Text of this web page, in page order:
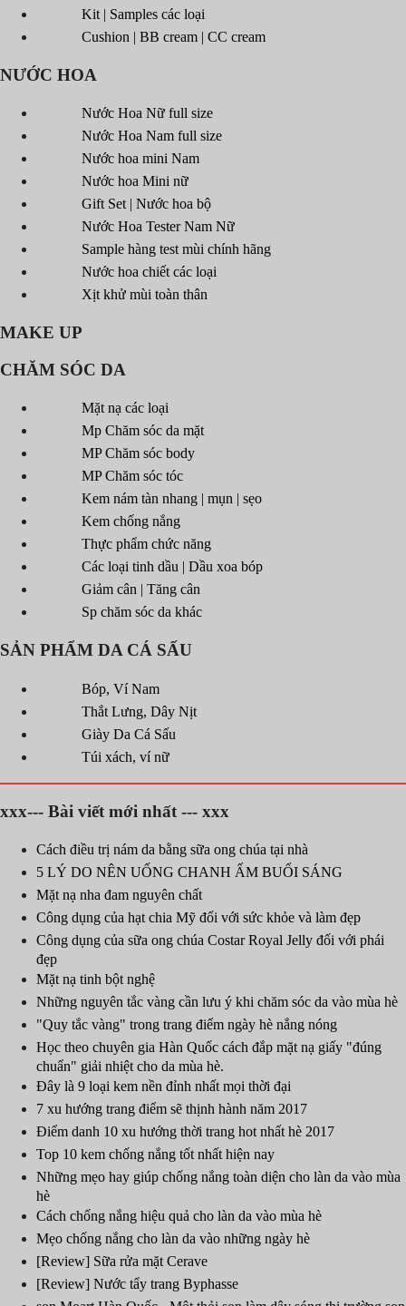
Kit | Samples các loại
Cushion | BB cream | CC cream
NƯỚC HOA
Nước Hoa Nữ full size
Nước Hoa Nam full size
Nước hoa mini Nam
Nước hoa Mini nữ
Gift Set | Nước hoa bộ
Nước Hoa Tester Nam Nữ
Sample hàng test mùi chính hãng
Nước hoa chiết các loại
Xịt khử mùi toàn thân
MAKE UP
CHĂM SÓC DA
Mặt nạ các loại
Mp Chăm sóc da mặt
MP Chăm sóc body
MP Chăm sóc tóc
Kem nám tàn nhang | mụn | sẹo
Kem chống nắng
Thực phẩm chức năng
Các loại tinh dầu | Dầu xoa bóp
Giảm cân | Tăng cân
Sp chăm sóc da khác
SẢN PHẨM DA CÁ SẤU
Bóp, Ví Nam
Thắt Lưng, Dây Nịt
Giày Da Cá Sấu
Túi xách, ví nữ
xxx--- Bài viết mới nhất --- xxx
Cách điều trị nám da bằng sữa ong chúa tại nhà
5 LÝ DO NÊN UỐNG CHANH ẤM BUỔI SÁNG
Mặt nạ nha đam nguyên chất
Công dụng của hạt chia Mỹ đối với sức khỏe và làm đẹp
Công dụng của sữa ong chúa Costar Royal Jelly đối với phái
đẹp
Mặt nạ tinh bột nghệ
Những nguyên tắc vàng cần lưu ý khi chăm sóc da vào mùa hè
"Quy tắc vàng" trong trang điểm ngày hè nắng nóng
Học theo chuyên gia Hàn Quốc cách đắp mặt nạ giấy "đúng
chuẩn" giải nhiệt cho da mùa hè.
Đây là 9 loại kem nền đỉnh nhất mọi thời đại
7 xu hướng trang điểm sẽ thịnh hành năm 2017
Điểm danh 10 xu hướng thời trang hot nhất hè 2017
Top 10 kem chống nắng tốt nhất hiện nay
Những mẹo hay giúp chống nắng toàn diện cho làn da vào mùa
hè
Cách chống nắng hiệu quả cho làn da vào mùa hè
Mẹo chống nắng cho làn da vào những ngày hè
[Review] Sữa rửa mặt Cerave
[Review] Nước tẩy trang Byphasse